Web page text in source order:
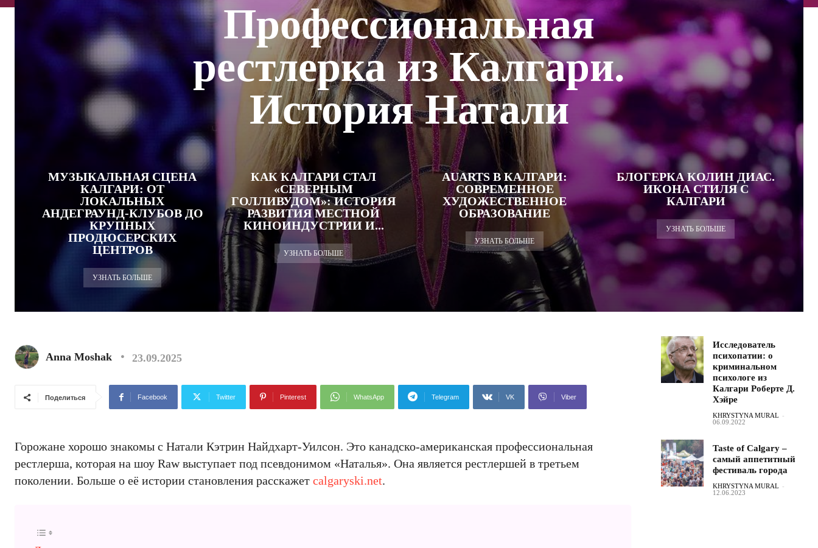
Профессиональная
рестлерка из Калгари.
История Натали
МУЗЫКАЛЬНАЯ СЦЕНА
КАЛГАРИ: ОТ
ЛОКАЛЬНЫХ
АНДЕГРАУНД-КЛУБОВ ДО
КРУПНЫХ
ПРОДЮСЕРСКИХ
ЦЕНТРОВ
УЗНАТЬ БОЛЬШЕ
КАК КАЛГАРИ СТАЛ
«СЕВЕРНЫМ
ГОЛЛИВУДОМ»: ИСТОРИЯ
РАЗВИТИЯ МЕСТНОЙ
КИНОИНДУСТРИИ И...
УЗНАТЬ БОЛЬШЕ
AUARTS В КАЛГАРИ:
СОВРЕМЕННОЕ
ХУДОЖЕСТВЕННОЕ
ОБРАЗОВАНИЕ
УЗНАТЬ БОЛЬШЕ
БЛОГЕРКА КОЛИН ДИАС.
ИКОНА СТИЛЯ С
КАЛГАРИ
УЗНАТЬ БОЛЬШЕ
Anna Moshak 23.09.2025
Поделиться Facebook Twitter Pinterest WhatsApp Telegram VK Viber
Горожане хорошо знакомы с Натали Кэтрин Найдхарт-Уилсон. Это канадско-американская профессиональная
рестлерша, которая на шоу Raw выступает под псевдонимом «Наталья». Она является рестлершей в третьем
поколении. Больше о её истории становления расскажет calgaryski.net.
Исследователь
психопатии: о
криминальном
психологе из
Калгари Роберте Д.
Хэйре
KHRYSTYNA MURAL -
06.09.2022
Taste of Calgary –
самый аппетитный
фестиваль города
KHRYSTYNA MURAL -
12.06.2023